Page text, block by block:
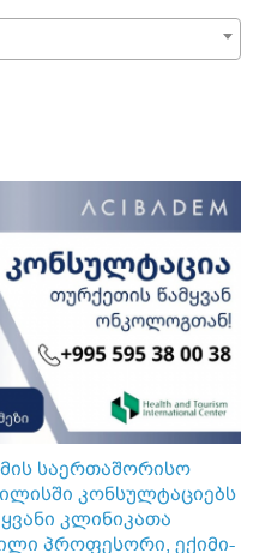
საერთაშორისო
კონსულტაციებს
კლინიკათა
პროფესორი, ექიმი-